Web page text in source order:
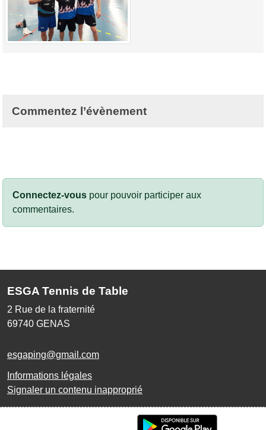
Commentez l’évènement
Connectez-vous pour pouvoir participer aux
commentaires.
ESGA Tennis de Table
2 Rue de la fraternité
69740 GENAS
esgaping@gmail.com
Informations légales
Signaler un contenu inapproprié